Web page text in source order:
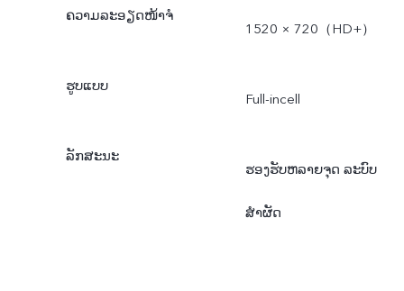
ຄວາມລະອຽດໜ້າຈໍ
1520 × 720（HD+）
ຮູບແບບ
Full-incell
ລັກສະນະ
ຮອງຮັບຫລາຍຈຸດ ລະບົບ
ສຳຜັດ